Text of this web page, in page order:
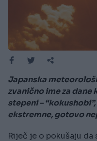
Japanska
zvanično ime za
stepeni –
ekstremne, gotovo
Riječ je o pokušaju